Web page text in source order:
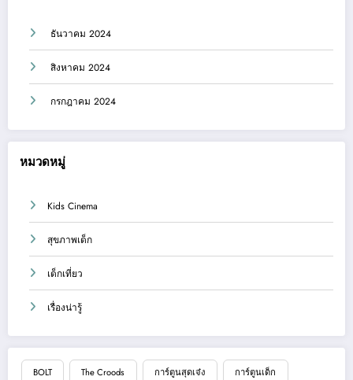
ธันวาคม 2024
สิงหาคม 2024
กรกฎาคม 2024
หมวดหมู่
Kids Cinema
สุขภาพเด็ก
เด็กเที่ยว
เรื่องน่ารู้
BOLT The Croods การ์ตูนสุดเจ๋ง การ์ตูนเด็ก